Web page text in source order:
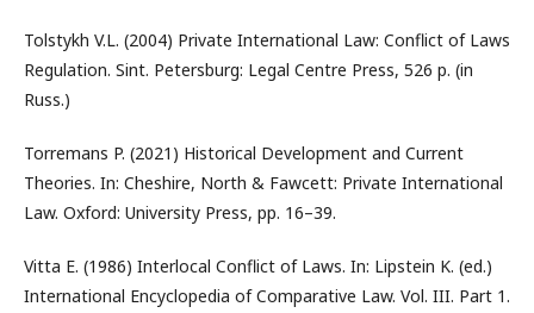
Tolstykh V.L. (2004) Private International Law: Conflict of Laws
Regulation. Sint. Petersburg: Legal Centre Press, 526 p. (in
Russ.)
Torremans P. (2021) Historical Development and Current
Theories. In: Cheshire, North & Fawcett: Private International
Law. Oxford: University Press, pp. 16–39.
Vitta E. (1986) Interlocal Conflict of Laws. In: Lipstein K. (ed.)
International Encyclopedia of Comparative Law. Vol. III. Part 1.